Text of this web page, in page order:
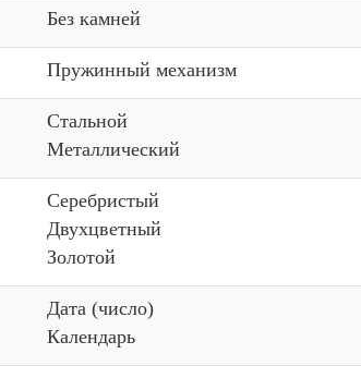
Без камней
Пружинный механизм
Стальной
Металлический
Серебристый
Двухцветный
Золотой
Дата (число)
Календарь